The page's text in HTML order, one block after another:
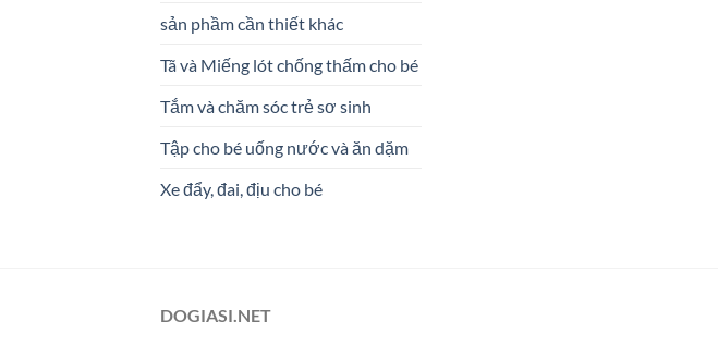
sản phầm cần thiết khác
Tã và Miếng lót chống thấm cho bé
Tắm và chăm sóc trẻ sơ sinh
Tập cho bé uống nước và ăn dặm
Xe đẩy, đai, địu cho bé
DOGIASI.NET